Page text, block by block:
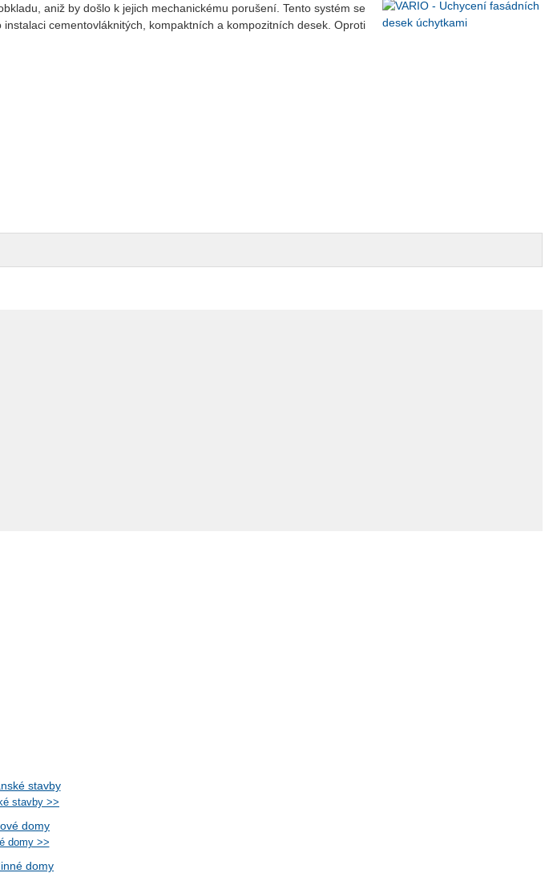
aniž by došlo k jejich mechanickému porušení. Tento systém se
instalaci cementovláknitých, kompaktních a kompozitních desek. Oproti
stavby >>
domy >>